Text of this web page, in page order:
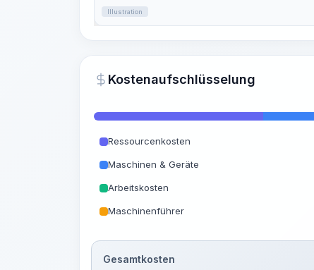
Illustration
Kostenaufschlüsselung
Ressourcenkosten
Maschinen & Geräte
Arbeitskosten
Maschinenführer
Gesamtkosten